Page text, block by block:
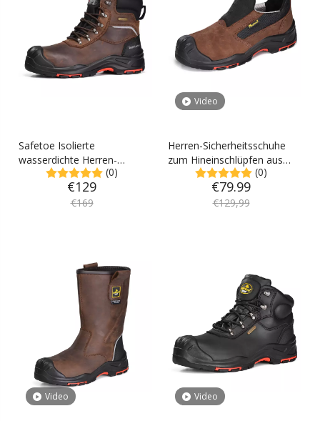
Safetoe Isolierte
wasserdichte Herren-
Arbeitsstiefel,
Verbundzehen-Industrie-
Sicherheitsstiefel, Winter-
(0)
€129
€169
Video
Herren-Sicherheitsschuhe
zum Hineinschlüpfen aus
Rindsleder mit niedriger
Höhe und
zusammengesetzter
(0)
€79.99
€129,99
Video Video